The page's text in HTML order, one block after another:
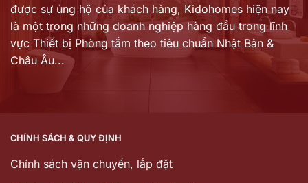
được sự ủng hộ của khách hàng, Kidohomes hiện nay
là một trong những doanh nghiệp hàng đầu trong lĩnh
vực Thiết bị Phòng tắm theo tiêu chuẩn Nhật Bản &
Châu Âu...
CHÍNH SÁCH & QUY ĐỊNH
Chính sách vận chuyển, lắp đặt